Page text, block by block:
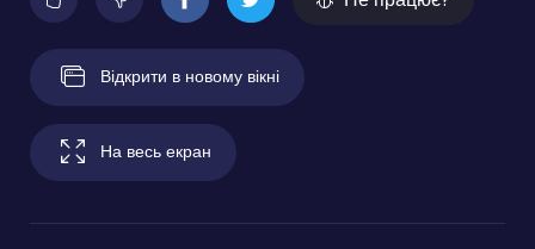
Відкрити в новому вікні
На весь екран